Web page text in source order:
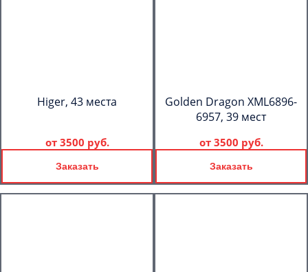
Higer, 43 места
от 3500 руб.
Заказать
Golden Dragon XML6896-
6957, 39 мест
от 3500 руб.
Заказать